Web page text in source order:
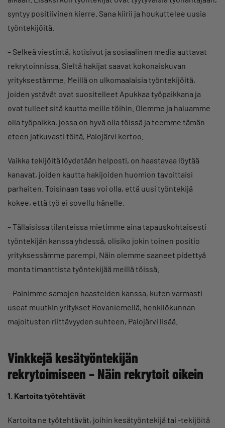
syntyy positiivinen kierre. Sana kiirii ja houkuttelee uusia
työntekijöitä.
– Selkeä viestintä, kotisivut ja sosiaalinen media auttavat
rekrytoinnissa. Sieltä hakijat saavat kokonaiskuvan
yrityksestämme. Meillä on ulkomaalaisia työntekijöitä,
joiden ystävät ovat suositelleet Apukkaa työpaikkana ja
ovat tulleet sitä kautta meille töihin. Olemme ja haluamme
olla työpaikka, jossa on hyvä olla töissä ja teemme tämän
eteen jatkuvasti töitä, Palojärvi kertoo.
Vaikka tekijöitä löydetään helposti, on haastavaa löytää
kanavat, joiden kautta hakijoiden huomion tavoittaisi
parhaiten. Toisinaan taas voi olla, että uusi työntekijä
kokee, että työ ei sovellu hänelle.
– Tällaisissa tilanteissa mietimme aina tapauskohtaisesti
työntekijän kanssa yhdessä, olisiko jokin toinen positio
yrityksessämme parempi. Näin olemme saaneet pidettyä
monta timanttista työntekijää meillä töissä.
– Painimme samojen haasteiden kanssa, kuten varmasti
useat muutkin yritykset Rovaniemellä, henkilökunnan
majoitusten riittävyyden suhteen, Palojärvi lisää.
Vinkkejä kesätyöntekijän
rekrytoimiseen – Näin rekrytoit oikein
1. Kartoita työtehtävät
Kartoita ne työtehtävät, joihin kesätyöntekijä tai -tekijöitä